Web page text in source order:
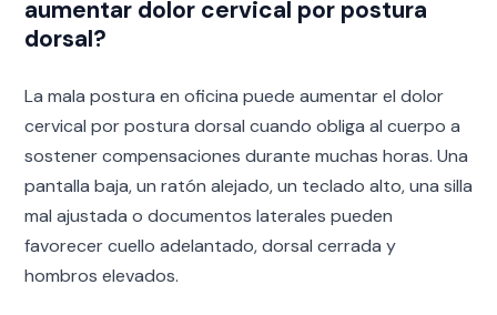
aumentar dolor cervical por postura
dorsal?
La mala postura en oficina puede aumentar el dolor
cervical por postura dorsal cuando obliga al cuerpo a
sostener compensaciones durante muchas horas. Una
pantalla baja, un ratón alejado, un teclado alto, una silla
mal ajustada o documentos laterales pueden
favorecer cuello adelantado, dorsal cerrada y
hombros elevados.